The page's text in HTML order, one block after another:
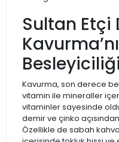
Sultan Etçi
Kavurma, son derece
vitamin ile mineraller
vitaminler sayesinde
demir ve çinko
Özellikle de sabah